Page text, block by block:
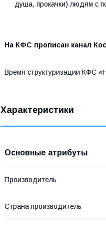
душа, прокачки) людям с
На КФС прописан канал
Время структуризации КФС
Характеристики
Основные атрибуты
Производитель
Страна производитель